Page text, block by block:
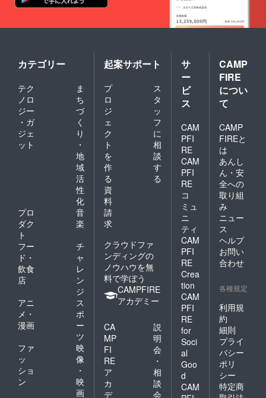
る登録
ド名で
す。 ※
商品の
お色は
ご覧に
なるＰ
Ｃ等の
よって
多少色
合いが
違いま
す。
す。 リ
ターン
には支
含んで
いま
す。ご
了承く
ださ
い。 ※
体験の
プロ
ジェク
ト終了
後の
2020年
9月以降
で調整
します
※商品の
お色は
ご覧に
なるＰ
Ｃ等の
環境に
よって
多少色
違いま
いただ
けます
・お礼
セージ
『メー
ル』を
感謝の
気持ち
を込め
せてい
ただき
ます ・
シャ
ルール
の新作
発売や
イベン
ト時に
情報を
『メー
ル』で
送らせ
ていた
だきま
バッグ
は9月上
旬～9月
中にか
けて順
次発送
予定で
す。 ※
リター
ンのご
配送先
カテゴリー
テク
ノロ
ジー
・ガ
ジェ
ット
ま
ち
づ
く
り
・
地
域
活
性
化
プロ
ダク
ト
音
楽
フー
ド・
飲食
店
チ
ャ
レ
ン
ジ
アニ
メ・
漫画
ス
ポ
ー
ツ
ファ
ッ
ショ
ン
映
像
・
映
画
起案サポート
プ
ロ
ジ
ェ
ク
ト
を
作
る
ス
タ
ッ
フ
に
相
談
す
る
資
料
請
求
クラウドファ
ンディングの
ノウハウを無
料で学ぼう
CAMPFIRE
アカデミー
CA
MP
FI
RE
ア
カ
デ
説
明
会
・
相
談
会
サ
ー
ビ
ス
CAM
PFI
RE
CAM
PFI
RE
コ
ミュ
ニ
ティ
CAM
PFI
RE
Crea
tion
CAM
PFI
RE
for
Soci
al
Goo
d
CAM
CAMP
FIRE
につい
て
CAMP
FIREと
は
あんし
ん・安
全への
取り組
み
ニュー
ス
ヘルプ
お問い
合わせ
各種規定
利用規
約
細則
プライ
バシー
ポリ
シー
特定商